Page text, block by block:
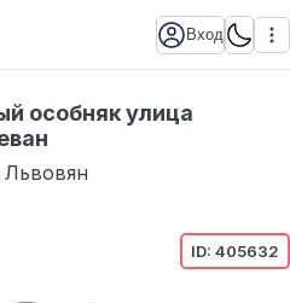
Вход
особняк улица
Львовян
ID: 405632